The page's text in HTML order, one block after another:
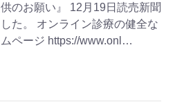
のお願い』 12月19日読売新聞
た。 オンライン診療の健全な
ページ https://www.onl…